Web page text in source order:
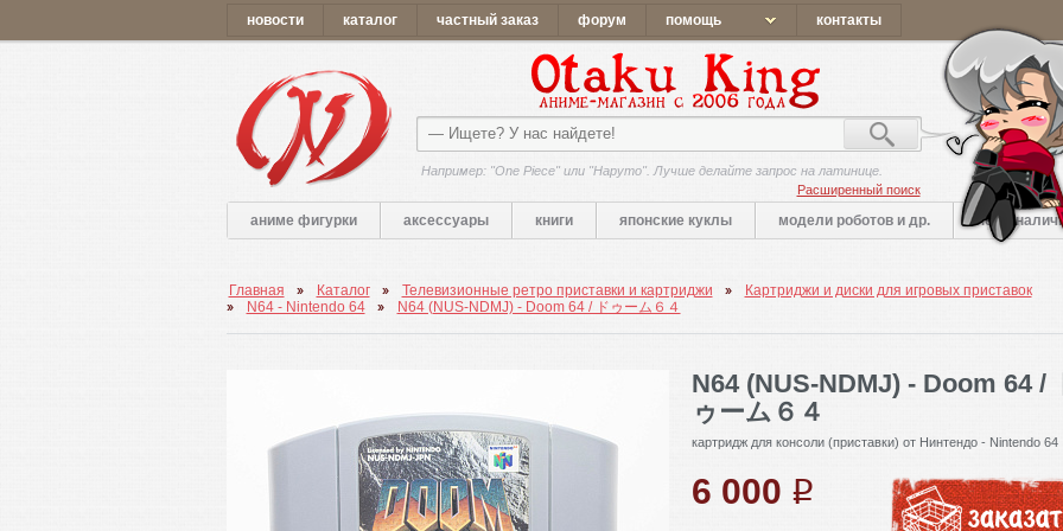
новости каталог частный заказ форум помощь контакты
Например: "One Piece" или "Наруто". Лучше делайте запрос на латинице.
Расширенный поиск
аниме фигурки аксессуары книги японские куклы модели роботов и др. нет в
Главная Каталог Телевизионные ретро приставки и картриджи
Картриджи и диски для игровых приставок
N64 - Nintendo 64
N64 (NUS-NDMJ) - Doom 64 / ドゥーム６４
N64 (NUS-NDMJ) - Doom 64 /
ゥーム６４
картридж для консоли (приставки) от Нинтендо - Nintendo 64
6 000 q